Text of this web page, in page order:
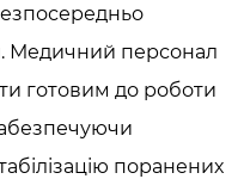
Медичний персонал
готовим до роботи
поранених